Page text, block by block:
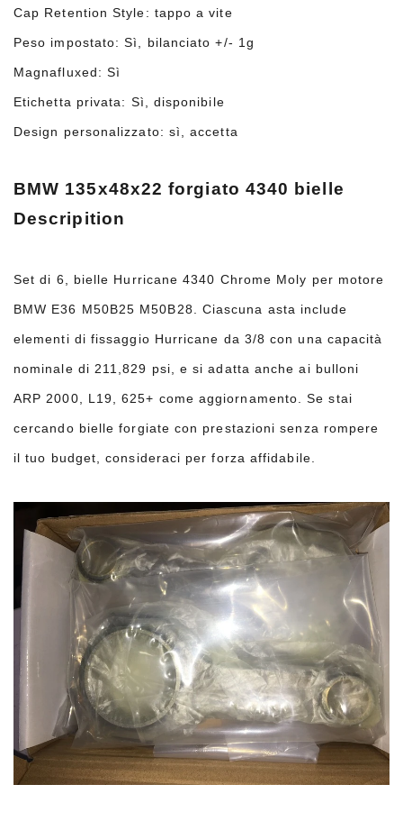
Cap Retention Style: tappo a vite
Peso impostato: Sì, bilanciato +/- 1g
Magnafluxed: Sì
Etichetta privata: Sì, disponibile
Design personalizzato: sì, accetta
BMW 135x48x22 forgiato 4340 bielle
Descripition
Set di 6, bielle Hurricane 4340 Chrome Moly per motore
BMW E36 M50B25 M50B28. Ciascuna asta include
elementi di fissaggio Hurricane da 3/8 con una capacità
nominale di 211,829 psi, e si adatta anche ai bulloni
ARP 2000, L19, 625+ come aggiornamento. Se stai
cercando bielle forgiate con prestazioni senza rompere
il tuo budget, consideraci per forza affidabile.